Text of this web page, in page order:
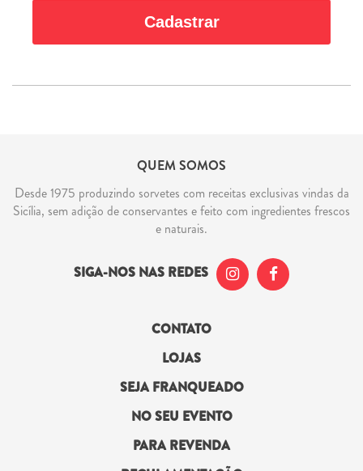
Cadastrar
QUEM SOMOS
Desde 1975 produzindo sorvetes com receitas exclusivas vindas da
Sicília, sem adição de conservantes e feito com ingredientes frescos
e naturais.
SIGA-NOS NAS REDES
CONTATO
LOJAS
SEJA FRANQUEADO
NO SEU EVENTO
PARA REVENDA